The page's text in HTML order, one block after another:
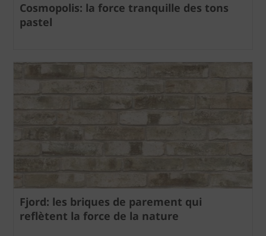
Cosmopolis: la force tranquille des tons
pastel
Fjord: les briques de parement qui
reflètent la force de la nature